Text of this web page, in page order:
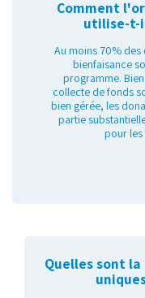
Comment
utilise-t-
Au moins 70%
bienfaisance
programme.
collecte de fonds
bien gérée, les
partie
pour les
Quelles sont